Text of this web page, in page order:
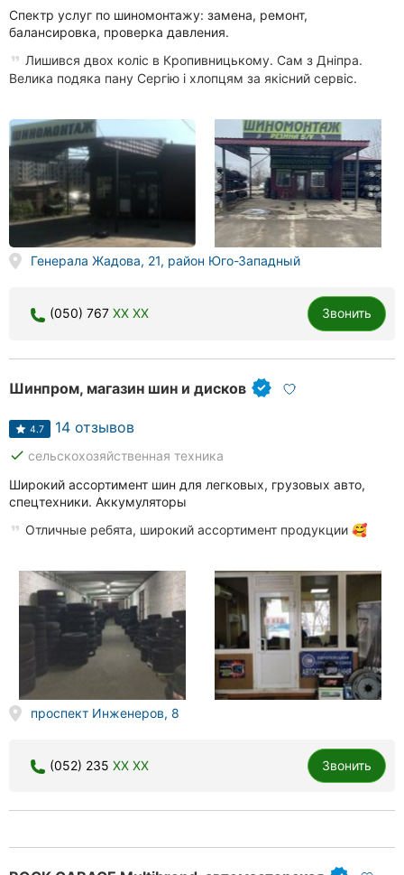
Спектр услуг по шиномонтажу: замена, ремонт,
балансировка, проверка давления.
Лишився двох коліс в Кропивницькому. Сам з Дніпра.
Велика подяка пану Сергію і хлопцям за якісний сервіс.
Генерала Жадова, 21, район Юго-Западный
(050) 767 XX XX Звонить
Шинпром, магазин шин и дисков
4.7 14 отзывов
done сельскохозяйственная техника
Широкий ассортимент шин для легковых, грузовых авто,
спецтехники. Аккумуляторы
Отличные ребята, широкий ассортимент продукции 🥰
проспект Инженеров, 8
(052) 235 XX XX Звонить